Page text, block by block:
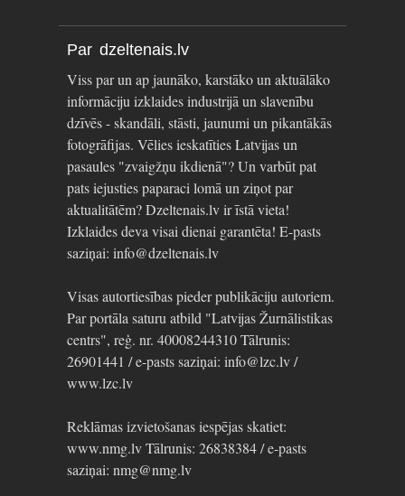
Par dzeltenais.lv
Viss par un ap jaunāko, karstāko un aktuālāko
informāciju izklaides industrijā un slavenību
dzīvēs - skandāli, stāsti, jaunumi un pikantākās
fotogrāfijas. Vēlies ieskatīties Latvijas un
pasaules "zvaigžņu ikdienā"? Un varbūt pat
pats iejusties paparaci lomā un ziņot par
aktualitātēm? Dzeltenais.lv ir īstā vieta!
Izklaides deva visai dienai garantēta! E-pasts
saziņai: info@dzeltenais.lv
Visas autortiesības pieder publikāciju autoriem.
Par portāla saturu atbild "Latvijas Žurnālistikas
centrs", reģ. nr. 40008244310 Tālrunis:
26901441 / e-pasts saziņai: info@lzc.lv /
www.lzc.lv
Reklāmas izvietošanas iespējas skatiet:
www.nmg.lv Tālrunis: 26838384 / e-pasts
saziņai: nmg@nmg.lv